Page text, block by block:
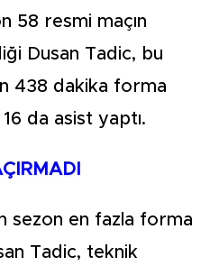
58 resmi maçın
Dusan Tadic, bu
438 dakika forma
da asist yaptı.
sezon en fazla forma
Tadic, teknik